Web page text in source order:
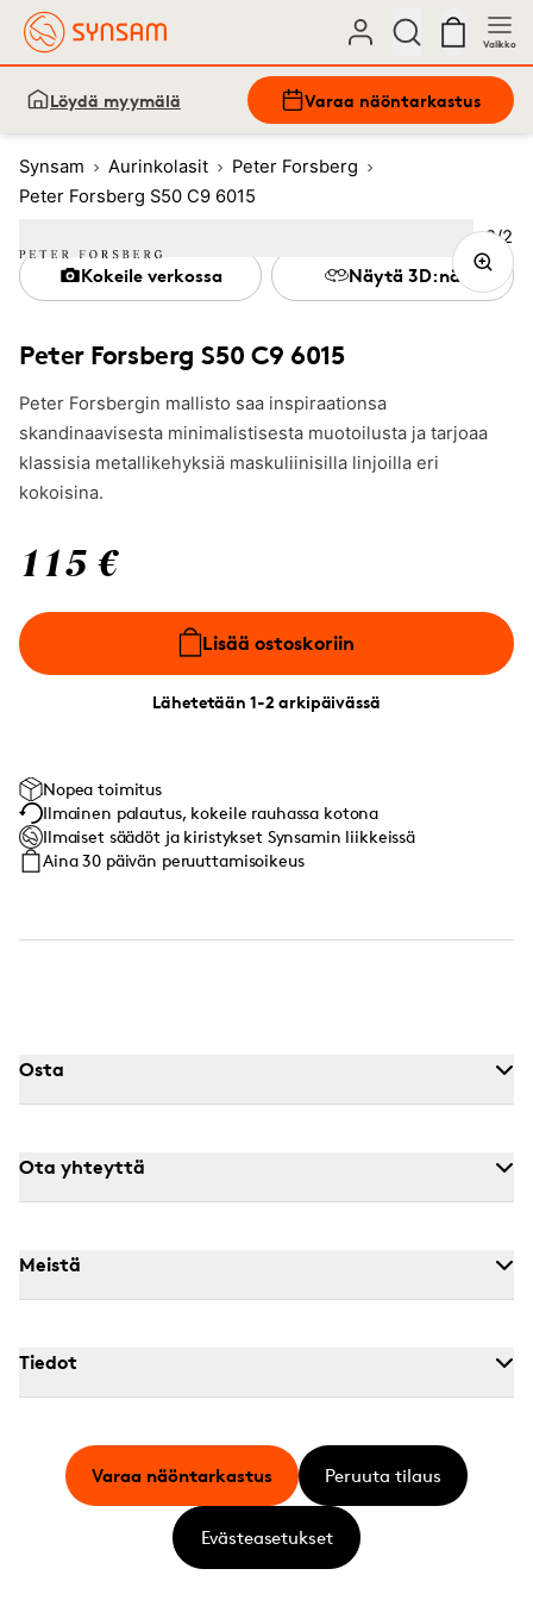
Valikko
Löydä myymälä Varaa näöntarkastus
Synsam Aurinkolasit
Peter Forsberg
Peter Forsberg S50 C9 6015
Peter Forsberg S50 C9 6015
Peter Forsbergin mallisto saa inspiraationsa
skandinaavisesta minimalistisesta muotoilusta ja tarjoaa
klassisia metallikehyksiä maskuliinisilla linjoilla eri
kokoisina.
115 €
Lisää ostoskoriin
Lähetetään 1-2 arkipäivässä
Kokeile verkossa Näytä 3D:nä
Nopea toimitus
Ilmainen palautus, kokeile rauhassa kotona
Ilmaiset säädöt ja kiristykset Synsamin liikkeissä
Aina 30 päivän peruuttamisoikeus
Kuva
2/2
Image (Current image)
Osta
Ota yhteyttä
Meistä
Tiedot
Varaa näöntarkastus Peruuta tilaus
Evästeasetukset